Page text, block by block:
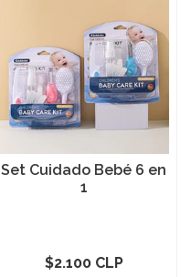
Set Cuidado Bebé 6 en
1
$2.100 CLP